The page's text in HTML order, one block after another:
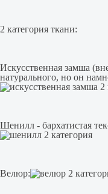
2 категория ткани:
Искусственная замша
натурального, но он
Шенилл - бархатистая
Велюр: